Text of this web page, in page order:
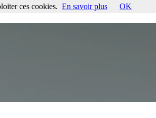
cookies.En savoir plus OK
ces cookies. En savoir plus OK